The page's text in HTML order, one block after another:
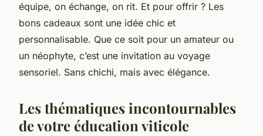
équipe, on échange, on rit. Et pour offrir ? Les
bons cadeaux sont une idée chic et
personnalisable. Que ce soit pour un amateur ou
un néophyte, c’est une invitation au voyage
sensoriel. Sans chichi, mais avec élégance.
Les thématiques incontournables
de votre éducation viticole